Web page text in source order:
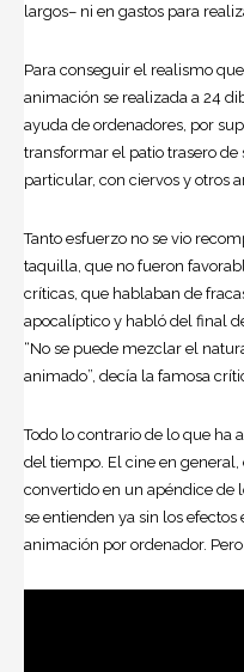
largos– ni en gastos para
Para conseguir el realismo
animación se realizada a 24
ayuda de ordenadores, por
transformar el patio trasero de
particular, con ciervos y otros
Tanto esfuerzo no se vio
taquilla, que no fueron
críticas, que hablaban de
apocalíptico y habló del final
“No se puede mezclar el
animado”, decía la famosa
Todo lo contrario de lo que ha
del tiempo. El cine en
convertido en un apéndice de
se entienden ya sin los efectos
animación por ordenador. Pero